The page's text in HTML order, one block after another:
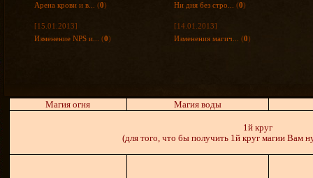
Арена крови и в...
(0)
Ни дня без стро...
(0)
[15.01.2013]
Изменение NPS и...
(0)
[14.01.2013]
Изменения магич...
(0)
Магия огня Магия воды
1й круг
(для того, что бы получить 1й круг магии Вам